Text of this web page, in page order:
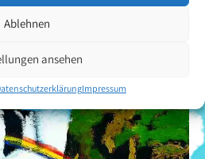
Ablehnen
ansehen
Impressum